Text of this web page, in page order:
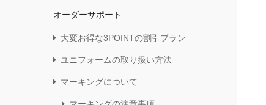
オーダーサポート
大変お得な3POINTの割引プラン
ユニフォームの取り扱い方法
マーキングについて